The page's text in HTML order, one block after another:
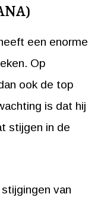
een enorme
Op
ook de top
is dat hij
stijgen in de
van